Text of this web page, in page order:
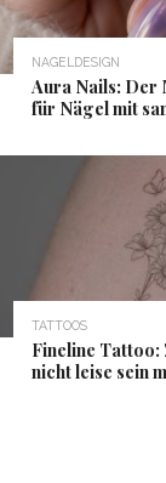
NAGELDESIGN
Aura Nails:
für Nägel mit
TATTOOS
Fineline
nicht leise sein